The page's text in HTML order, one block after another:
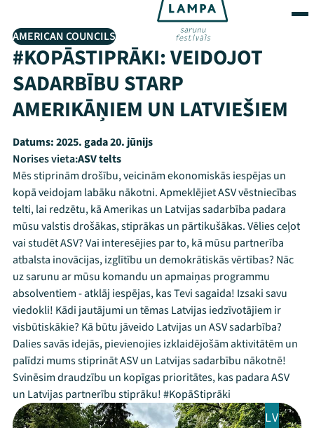
AMERICAN COUNCILS
#KOPĀSTIPRĀKI: VEIDOJOT
SADARBĪBU STARP
AMERIKĀŅIEM UN LATVIEŠIEM
Datums:2025. gada 20. jūnijs
Norises vieta:ASV telts
Mēs stiprinām drošību, veicinām ekonomiskās iespējas un
kopā veidojam labāku nākotni. Apmeklējiet ASV vēstniecības
telti, lai redzētu, kā Amerikas un Latvijas sadarbība padara
mūsu valstis drošākas, stiprākas un pārtikušākas. Vēlies ceļot
vai studēt ASV? Vai interesējies par to, kā mūsu partnerība
atbalsta inovācijas, izglītību un demokrātiskās vērtības? Nāc
uz sarunu ar mūsu komandu un apmaiņas programmu
absolventiem - atklāj iespējas, kas Tevi sagaida! Izsaki savu
viedokli! Kādi jautājumi un tēmas Latvijas iedzīvotājiem ir
visbūtiskākie? Kā būtu jāveido Latvijas un ASV sadarbība?
Dalies savās idejās, pievienojies izklaidējošām aktivitātēm un
palīdzi mums stiprināt ASV un Latvijas sadarbību nākotnē!
Svinēsim draudzību un kopīgas prioritātes, kas padara ASV
un Latvijas partnerību stiprāku! #KopāStiprāki
LV